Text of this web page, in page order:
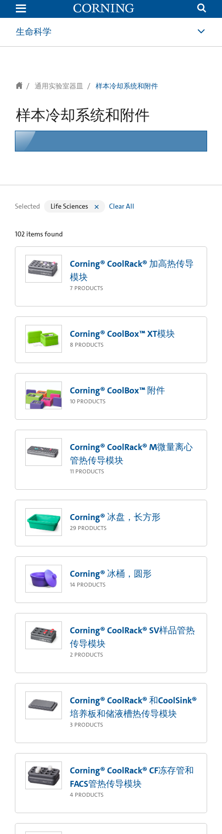
text.skipToContent
text.skipToNavigation
生命科学
通用实验室器皿 样本冷却系统和附件
样本冷却系统和附件
Selected Life Sciences Clear All
102 items found
Corning® CoolRack® 加高热传导
模块
7 PRODUCTS
Corning® CoolBox™ XT模块
8 PRODUCTS
Corning® CoolBox™ 附件
10 PRODUCTS
Corning® CoolRack® M微量离心
管热传导模块
11 PRODUCTS
Corning® 冰盘，长方形
29 PRODUCTS
Corning® 冰桶，圆形
14 PRODUCTS
Corning® CoolRack® SV样品管热
传导模块
2 PRODUCTS
Corning® CoolRack® 和CoolSink®
培养板和储液槽热传导模块
3 PRODUCTS
Corning® CoolRack® CF冻存管和
FACS管热传导模块
4 PRODUCTS